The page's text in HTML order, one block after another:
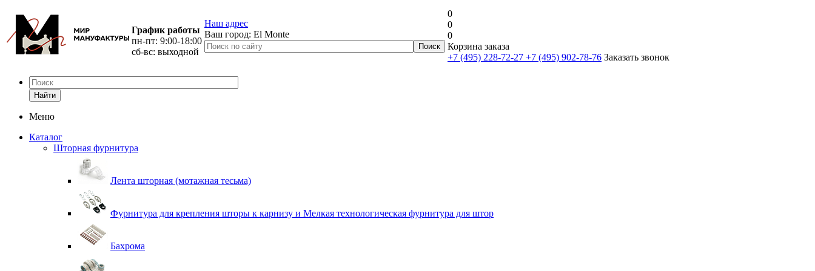
График работы
пн-пт: 9:00-18:00
сб-вс: выходной
Наш адрес
Ваш город: El Monte
0
0
0
Корзина заказа
+7 (495) 228-72-27 +7 (495) 902-78-76 Заказать звонок
Найти
Меню
Каталог
Шторная фурнитура
Лента шторная (мотажная тесьма)
Фурнитура для крепления шторы к карнизу и Мелкая технологическая фурнитура для штор
Бахрома